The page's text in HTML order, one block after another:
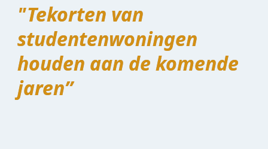
"Tekorten van
studentenwoningen
houden aan de komende
jaren”